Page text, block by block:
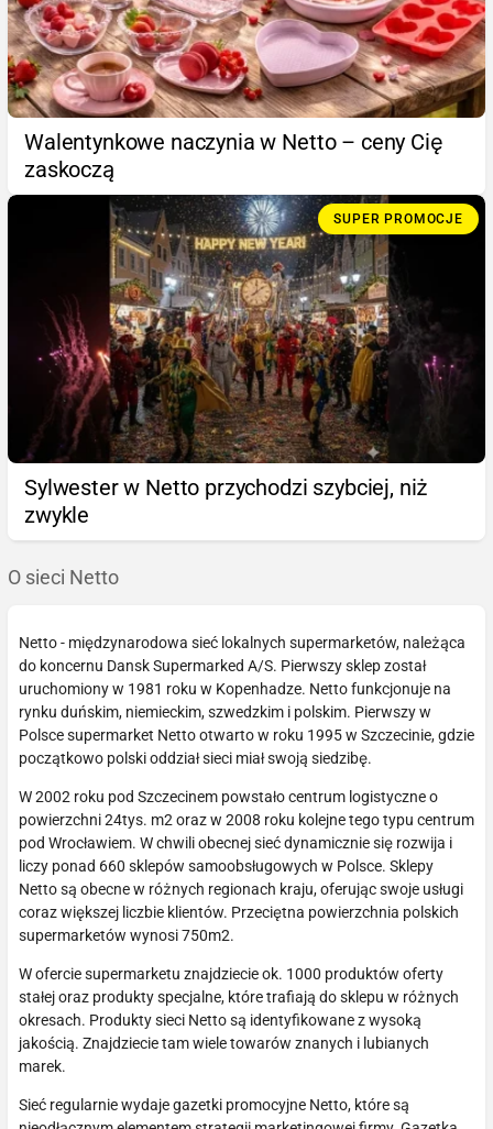
Walentynkowe naczynia w Netto – ceny Cię
zaskoczą
SUPER PROMOCJE
Sylwester w Netto przychodzi szybciej, niż
zwykle
O sieci Netto
Netto - międzynarodowa sieć lokalnych supermarketów, należąca
do koncernu Dansk Supermarked A/S. Pierwszy sklep został
uruchomiony w 1981 roku w Kopenhadze. Netto funkcjonuje na
rynku duńskim, niemieckim, szwedzkim i polskim. Pierwszy w
Polsce supermarket Netto otwarto w roku 1995 w Szczecinie, gdzie
początkowo polski oddział sieci miał swoją siedzibę.
W 2002 roku pod Szczecinem powstało centrum logistyczne o
powierzchni 24tys. m2 oraz w 2008 roku kolejne tego typu centrum
pod Wrocławiem. W chwili obecnej sieć dynamicznie się rozwija i
liczy ponad 660 sklepów samoobsługowych w Polsce. Sklepy
Netto są obecne w różnych regionach kraju, oferując swoje usługi
coraz większej liczbie klientów. Przeciętna powierzchnia polskich
supermarketów wynosi 750m2.
W ofercie supermarketu znajdziecie ok. 1000 produktów oferty
stałej oraz produkty specjalne, które trafiają do sklepu w różnych
okresach. Produkty sieci Netto są identyfikowane z wysoką
jakością. Znajdziecie tam wiele towarów znanych i lubianych
marek.
Sieć regularnie wydaje gazetki promocyjne Netto, które są